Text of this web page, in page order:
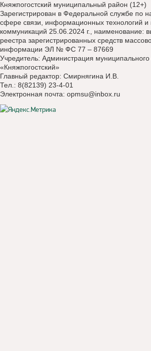
Княжпогостский муниципальный район (12+)
Зарегистрирован в Федеральной службе по
сфере связи, информационных технологий и
коммуникаций 25.06.2024 г., наименование:
реестра зарегистрированных средств
информации ЭЛ № ФС 77 – 87669
Учредитель: Администрация муниципального
«Княжпогостский»
Главный редактор: Смирнягина И.В.
Тел.: 8(82139) 23-4-01
Электронная почта: opmsu@inbox.ru